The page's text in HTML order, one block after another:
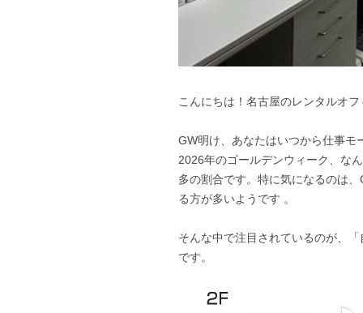
こんにちは！名古屋のレンタルオ
GW明け、あなたはいつから仕事モ
2026年のゴールデンウィーク、な
多の割合です。特に気になるのは
る方が多いようです 。
そんな中で注目されているのが、
です。